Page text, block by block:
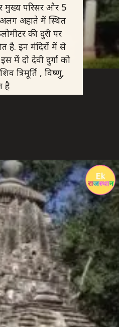
मुख्य परिसर और 5
अहाते में स्थित
की दुरी पर
है. इन मंदिरों में से
में दो देवी दुर्गा को
त्रिमूर्ति , विष्णु,
है